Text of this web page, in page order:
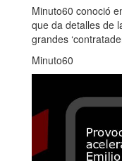
Minuto60 conoció
que da detalles de
grandes
Minuto60